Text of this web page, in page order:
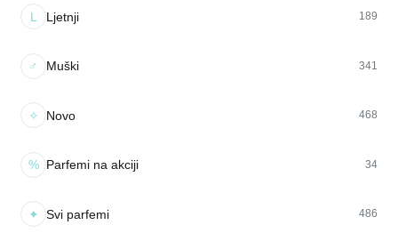
L Ljetnji 189
♂ Muški 341
✧ Novo 468
% Parfemi na akciji 34
✦ Svi parfemi 486